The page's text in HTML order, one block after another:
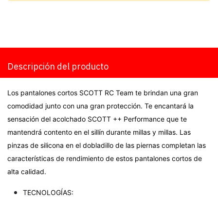
Descripción del producto
Los pantalones cortos SCOTT RC Team te brindan una gran
comodidad junto con una gran protección. Te encantará la
sensación del acolchado SCOTT ++ Performance que te
mantendrá contento en el sillín durante millas y millas. Las
pinzas de silicona en el dobladillo de las piernas completan las
características de rendimiento de estos pantalones cortos de
alta calidad.
TECNOLOGÍAS: